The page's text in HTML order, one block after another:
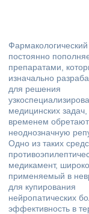
постоянно
препаратами,
изначально
для решения
медицинских
временем обретают
неоднозначную
Одно из таких
медикамент, широко
применяемый в
для купирования
нейропатических
эффективность в